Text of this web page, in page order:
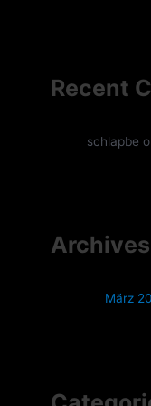
Recent
schlapbe
Archives
März